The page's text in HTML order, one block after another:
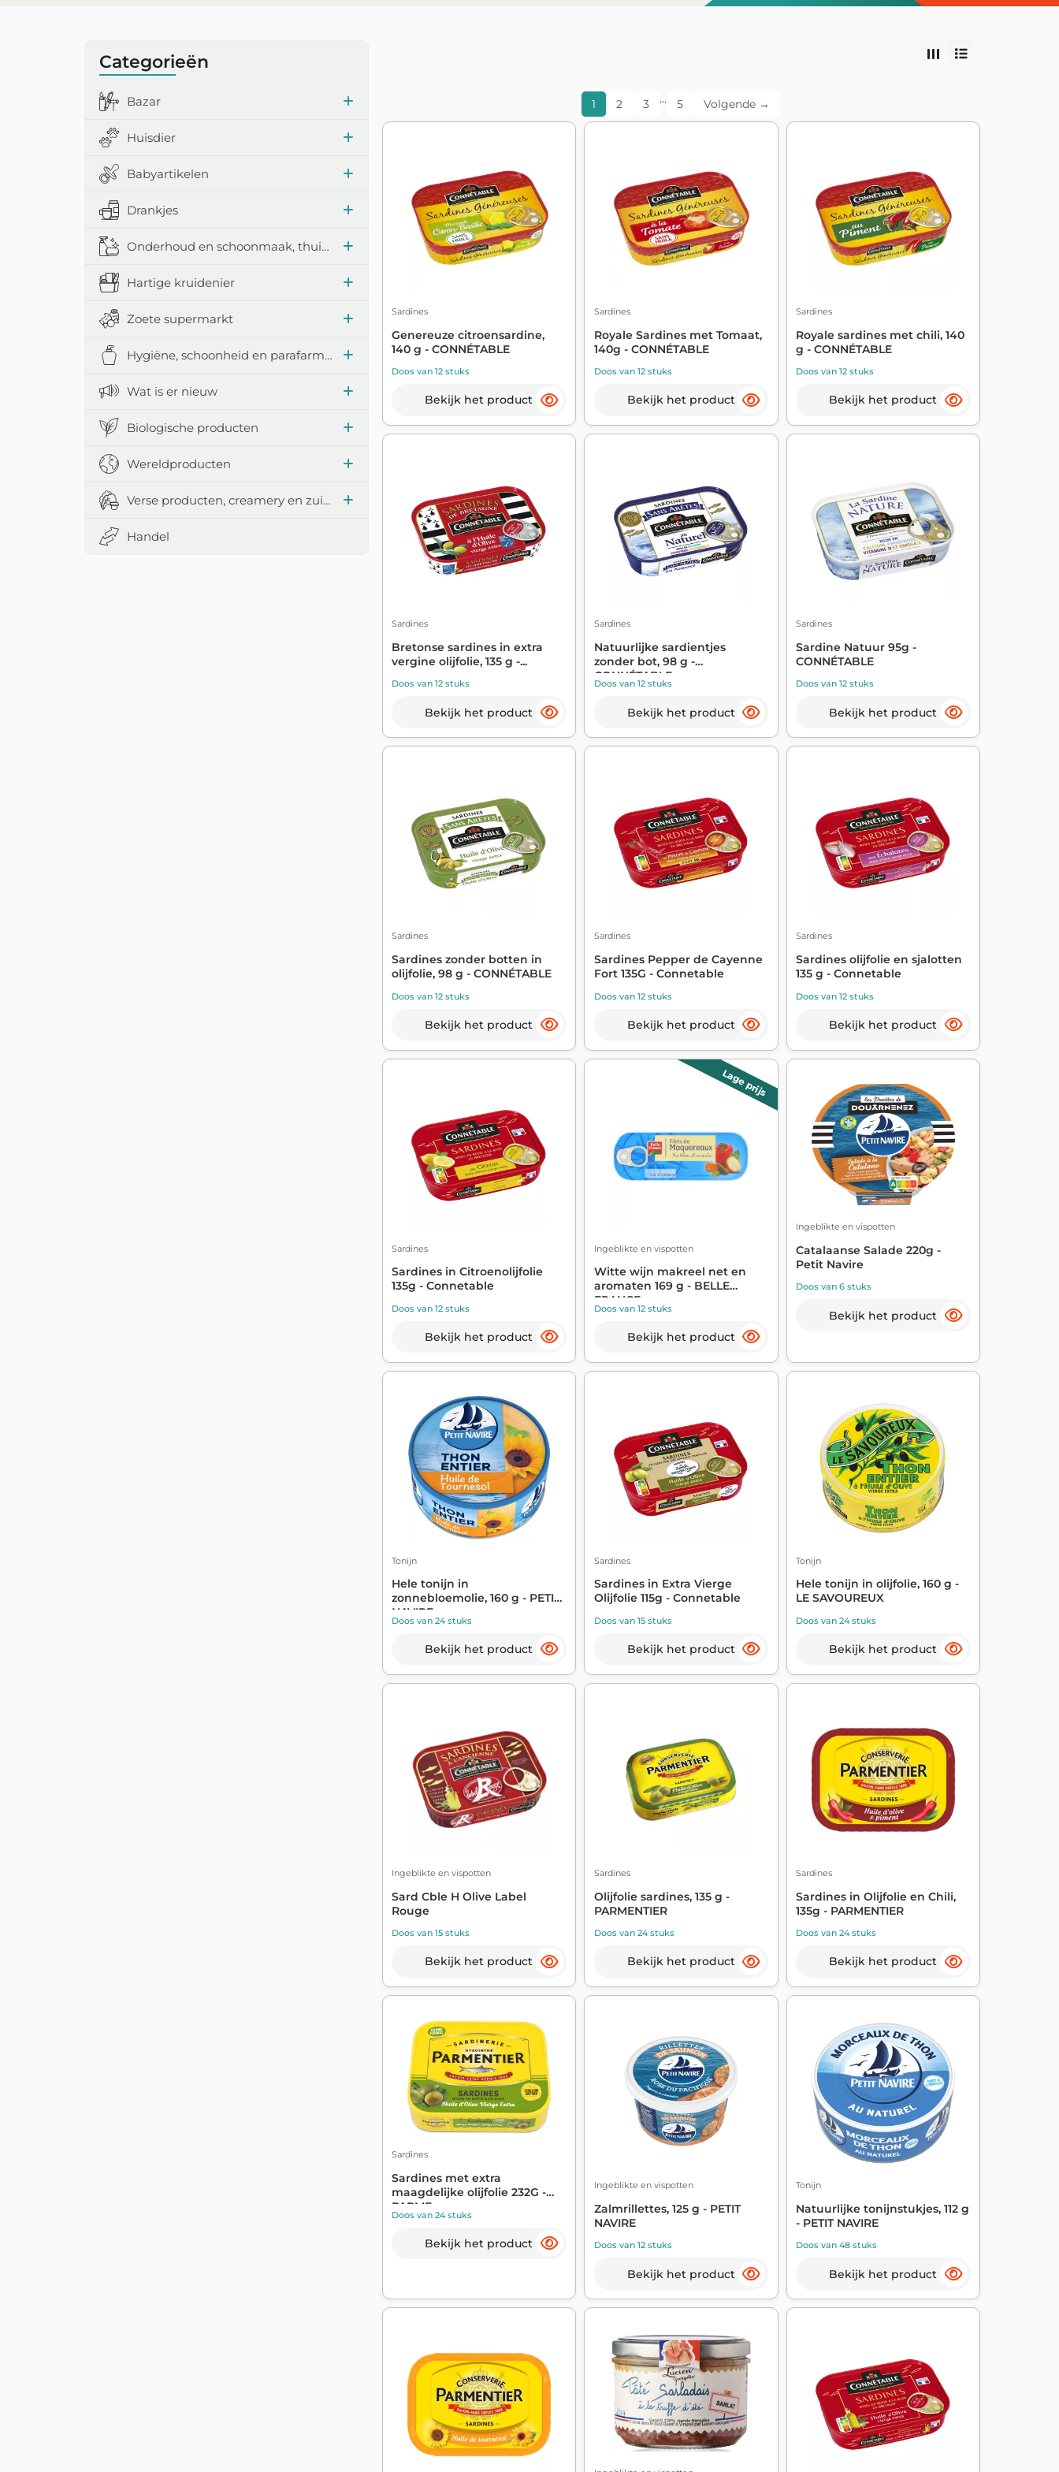
Categorieën
Bazar
Huisdier
Babyartikelen
Drankjes
Onderhoud en schoonmaak, thuisaccessoires
Hartige kruidenier
Zoete supermarkt
Hygiëne, schoonheid en parafarmacie
Wat is er nieuw
Biologische producten
Wereldproducten
Verse producten, creamery en zuivelproducten
Handel
1 2 3 … 5 Volgende →
Sardines
Genereuze citroensardine,
140 g - CONNÉTABLE
Doos van 12 stuks
Bekijk het product
Sardines
Royale Sardines met Tomaat,
140g - CONNÉTABLE
Doos van 12 stuks
Bekijk het product
Sardines
Royale sardines met chili, 140
g - CONNÉTABLE
Doos van 12 stuks
Bekijk het product
Sardines
Bretonse sardines in extra
vergine olijfolie, 135 g -...
Doos van 12 stuks
Bekijk het product
Sardines
Natuurlijke sardientjes
zonder bot, 98 g -
CONNÉTABLE
Doos van 12 stuks
Bekijk het product
Sardines
Sardine Natuur 95g -
CONNÉTABLE
Doos van 12 stuks
Bekijk het product
Sardines
Sardines zonder botten in
olijfolie, 98 g - CONNÉTABLE
Doos van 12 stuks
Bekijk het product
Sardines
Sardines Pepper de Cayenne
Fort 135G - Connetable
Doos van 12 stuks
Bekijk het product
Sardines
Sardines olijfolie en sjalotten
135 g - Connetable
Doos van 12 stuks
Bekijk het product
Sardines
Sardines in Citroenolijfolie
135g - Connetable
Doos van 12 stuks
Bekijk het product
Lage prijs
Ingeblikte en vispotten
Witte wijn makreel net en
aromaten 169 g - BELLE
FRANCE
Doos van 12 stuks
Bekijk het product
Ingeblikte en vispotten
Catalaanse Salade 220g -
Petit Navire
Doos van 6 stuks
Bekijk het product
Tonijn
Hele tonijn in
zonnebloemolie, 160 g - PETIT
NAVIRE
Doos van 24 stuks
Bekijk het product
Sardines
Sardines in Extra Vierge
Olijfolie 115g - Connetable
Doos van 15 stuks
Bekijk het product
Tonijn
Hele tonijn in olijfolie, 160 g -
LE SAVOUREUX
Doos van 24 stuks
Bekijk het product
Ingeblikte en vispotten
Sard Cble H Olive Label
Rouge
Doos van 15 stuks
Bekijk het product
Sardines
Olijfolie sardines, 135 g -
PARMENTIER
Doos van 24 stuks
Bekijk het product
Sardines
Sardines in Olijfolie en Chili,
135g - PARMENTIER
Doos van 24 stuks
Bekijk het product
Sardines
Sardines met extra
maagdelijke olijfolie 232G -
PARME...
Doos van 24 stuks
Bekijk het product
Ingeblikte en vispotten
Zalmrillettes, 125 g - PETIT
NAVIRE
Doos van 12 stuks
Bekijk het product
Tonijn
Natuurlijke tonijnstukjes, 112 g
- PETIT NAVIRE
Doos van 48 stuks
Bekijk het product